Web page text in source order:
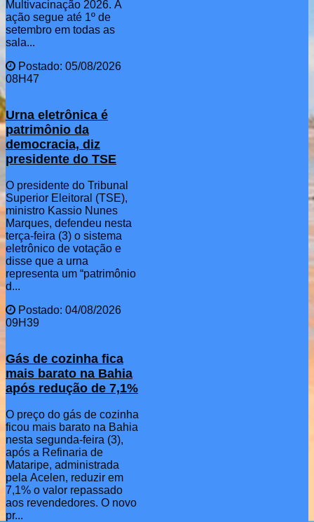
Multivacinação 2026. A
ação segue até 1º de
setembro em todas as
sala...
Postado: 05/08/2026
08H47
Urna eletrônica é
patrimônio da
democracia, diz
presidente do TSE
O presidente do Tribunal
Superior Eleitoral (TSE),
ministro Kassio Nunes
Marques, defendeu nesta
terça-feira (3) o sistema
eletrônico de votação e
disse que a urna
representa um “patrimônio
d...
Postado: 04/08/2026
09H39
Gás de cozinha fica
mais barato na Bahia
após redução de 7,1%
O preço do gás de cozinha
ficou mais barato na Bahia
nesta segunda-feira (3),
após a Refinaria de
Mataripe, administrada
pela Acelen, reduzir em
7,1% o valor repassado
aos revendedores. O novo
pr...